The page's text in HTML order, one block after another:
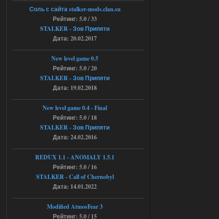
Объединенный Пак 2 + OGSR +
STCoP WP 3.4
andreyforest1993
https://rutube.ru/video/50be34
6a53045b746b6f2d80812029a
3/?r=plemwd
Ответить ➤
04.08.2026
STCoP WP 3.4
Объединенный Пак 2 + OGSR +
STCoP WP 3.4
andreyforest1993
Соль с сайта stalker-mods.clan.su
Рейтинг: 5.0 / 33
STALKER - Зов Припяти
Дата: 20.02.2017
New level game 0.5
Рейтинг: 5.0 / 20
STALKER - Зов Припяти
Дата: 19.02.2018
New level game 0.4 - Final
Рейтинг: 5.0 / 18
STALKER - Зов Припяти
Дата: 24.02.2016
REDUX 1.1​​​​​​​ - ANOMALY 1.5.1
Рейтинг: 5.0 / 16
STALKER - Call of Chernobyl
Дата: 14.01.2022
Modified AtmosFear 3
Рейтинг: 5.0 / 15